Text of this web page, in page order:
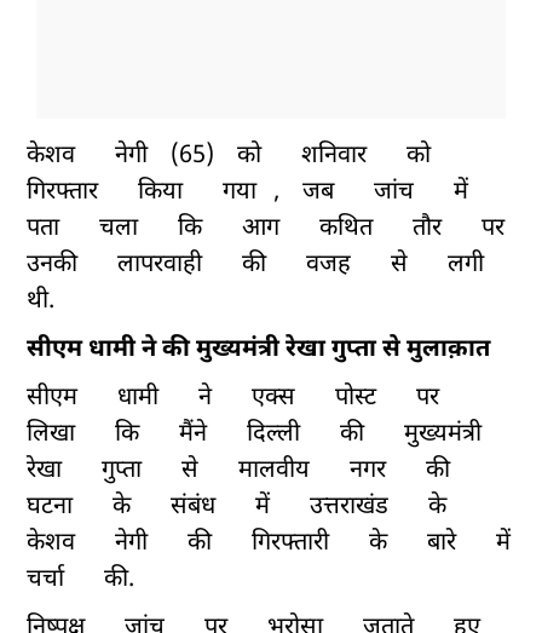
केशव नेगी (65) को शनिवार
को
गिरफ्तार
किया गया , जब जांच
में
पता
चला कि आग कथित तौर
पर
उनकी
लापरवाही की वजह से
लगी
थी.
सीएम धामी ने की मुख्यमंत्री रेखा गुप्ता से मुलाक़ात
सीएम
धामी ने एक्स पोस्ट
पर
लिखा
कि मैंने दिल्ली की
मुख्यमंत्री
रेखा
गुप्ता से मालवीय नगर
की
घटना
के संबंध में उत्तराखंड
के
केशव
नेगी की गिरफ्तारी के बारे
में
चर्चा
की.